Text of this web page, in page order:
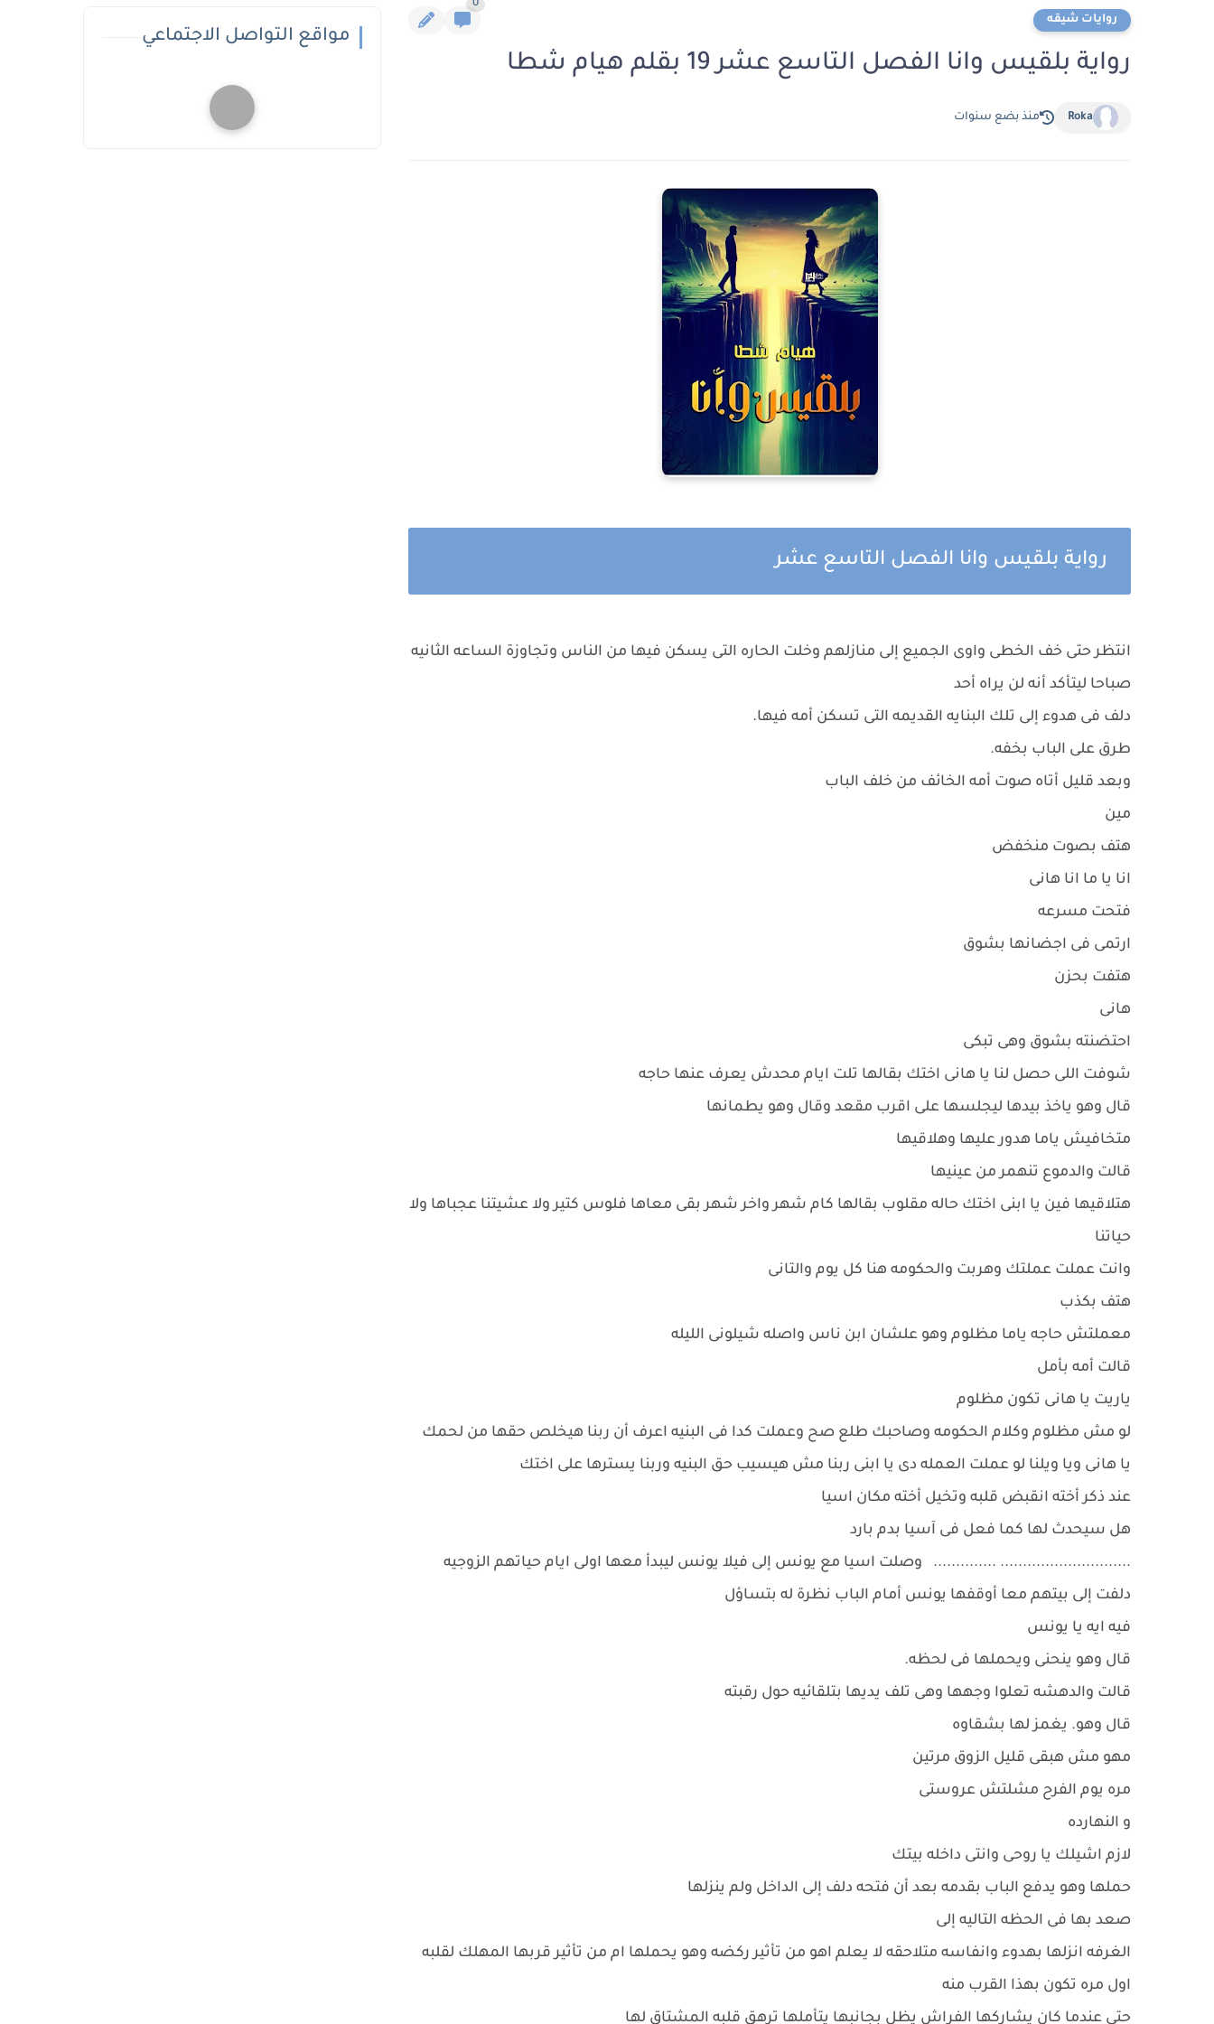
روايات شيقه
0
رواية بلقيس وانا الفصل التاسع عشر 19 بقلم هيام شطا
Roka منذ بضع سنوات
رواية بلقيس وانا الفصل التاسع عشر
انتظر حتى خف الخطى واوى الجميع إلى منازلهم وخلت الحاره التى يسكن فيها من الناس وتجاوزة الساعه الثانيه
صباحا ليتأكد أنه لن يراه أحد
دلف فى هدوء إلى تلك البنايه القديمه التى تسكن أمه فيها.
طرق على الباب بخفه.
وبعد قليل أتاه صوت أمه الخائف من خلف الباب
مين
هتف بصوت منخفض
انا يا ما انا هانى
فتحت مسرعه
ارتمى فى اجضانها بشوق
هتفت بحزن
هانى
احتضنته بشوق وهى تبكى
شوفت اللى حصل لنا يا هانى اختك بقالها تلت ايام محدش يعرف عنها حاجه
قال وهو ياخذ بيدها ليجلسها على اقرب مقعد وقال وهو يطمانها
متخافيش ياما هدور عليها وهلاقيها
قالت والدموع تنهمر من عينيها
هتلاقيها فين يا ابنى اختك حاله مقلوب بقالها كام شهر واخر شهر بقى معاها فلوس كتير ولا عشيتنا عجباها ولا
حياتنا
وانت عملت عملتك وهربت والحكومه هنا كل يوم والتانى
هتف بكذب
معملتش حاجه ياما مظلوم وهو علشان ابن ناس واصله شيلونى الليله
قالت أمه بأمل
ياريت يا هانى تكون مظلوم
لو مش مظلوم وكلام الحكومه وصاحبك طلع صح وعملت كدا فى البنيه اعرف أن ربنا هيخلص حقها من لحمك
يا هانى ويا ويلنا لو عملت العمله دى يا ابنى ربنا مش هيسيب حق البنيه وربنا يسترها على اختك
عند ذكر أخته انقبض قلبه وتخيل أخته مكان اسيا
هل سيحدث لها كما فعل فى آسيا بدم بارد
............................. .............. وصلت اسيا مع يونس إلى فيلا يونس ليبدأ معها اولى ايام حياتهم الزوجيه
دلفت إلى بيتهم معا أوقفها يونس أمام الباب نظرة له بتساؤل
فيه ايه يا يونس
قال وهو ينحنى ويحملها فى لحظه.
قالت والدهشه تعلوا وجهها وهى تلف يديها بتلقائيه حول رقبته
قال وهو. يغمز لها بشقاوه
مهو مش هبقى قليل الزوق مرتين
مره يوم الفرح مشلتش عروستى
و النهارده
لازم اشيلك يا روحى وانتى داخله بيتك
حملها وهو يدفع الباب بقدمه بعد أن فتحه دلف إلى الداخل ولم ينزلها
صعد بها فى الحظه التاليه إلى
الغرفه انزلها بهدوء وانفاسه متلاحقه لا يعلم اهو من تأثير ركضه وهو يحملها ام من تأثير قربها المهلك لقلبه
اول مره تكون بهذا القرب منه
حتى عندما كان يشاركها الفراش يظل بجانبها يتأملها ترهق قلبه المشتاق لها
مواقع التواصل الاجتماعي